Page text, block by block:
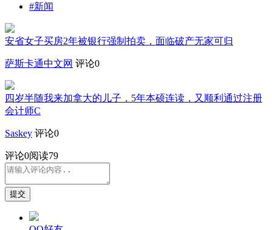
#新闻
安省女子买房2年被银行强制拍卖，面临破产无家可归
萨斯卡通中文网 评论0
四岁半随我来加拿大的儿子，5年本硕连读，又顺利通过注册
会计师C
Saskey 评论0
评论0阅读79
提交